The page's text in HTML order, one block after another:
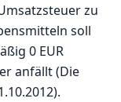
zu
soll
0 EUR
anfällt (Die